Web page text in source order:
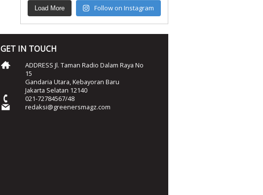
Load More Follow on Instagram
GET IN TOUCH
ADDRESS Jl. Taman Radio Dalam Raya No
15
Gandaria Utara, Kebayoran Baru
Jakarta Selatan 12140
021-72784567/48
redaksi@greenersmagz.com